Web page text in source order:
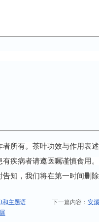
所有。茶叶功效与作用表
疾病者请遵医嘱谨慎食用
知，我们将在第一时间删
和主题语 下一篇内容： 安